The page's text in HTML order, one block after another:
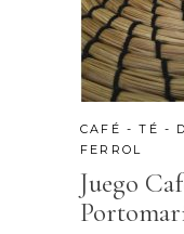
CAFÉ - TÉ -
FERROL
Juego